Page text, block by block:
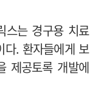
스는 경구용 치료
다. 환자들에게 보
제공토록 개발에